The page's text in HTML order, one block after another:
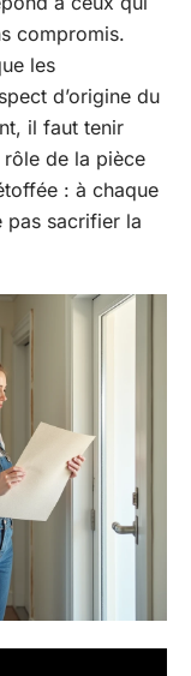
compromis.
les
d’origine du
il faut tenir
rôle de la pièce
: à chaque
pas sacrifier la